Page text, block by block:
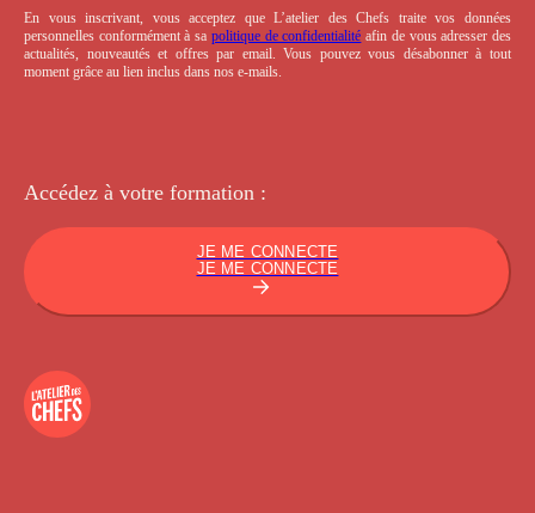
En vous inscrivant, vous acceptez que L’atelier des Chefs traite vos données
personnelles conformément à sa politique de confidentialité afin de vous adresser des
actualités, nouveautés et offres par email. Vous pouvez vous désabonner à tout
moment grâce au lien inclus dans nos e-mails.
Accédez à votre formation :
JE ME CONNECTE
JE ME CONNECTE